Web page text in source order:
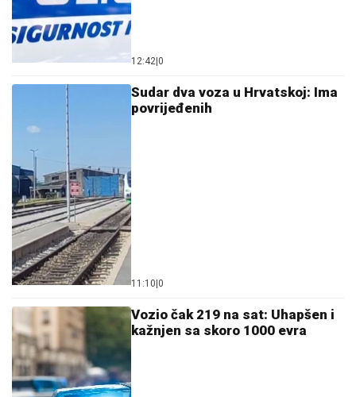
12:42|0
Sudar dva voza u Hrvatskoj: Ima
povrijeđenih
11:10|0
Vozio čak 219 na sat: Uhapšen i
kažnjen sa skoro 1000 evra